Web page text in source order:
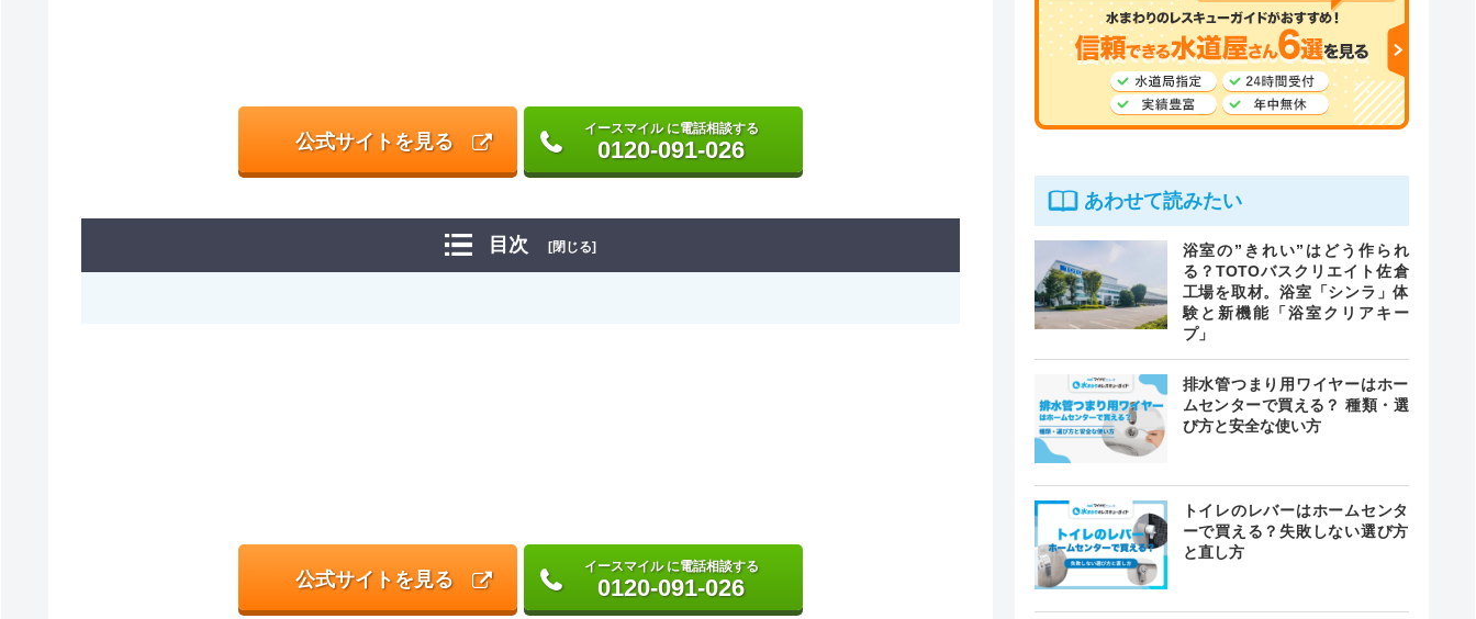
公式サイトを見る
イースマイル に電話相談する
0120-091-026
目次 [閉じる]
公式サイトを見る
イースマイル に電話相談する
0120-091-026
あわせて読みたい
浴室の”きれい”はどう作られ
る？TOTOバスクリエイト佐倉
工場を取材。浴室「シンラ」体
験と新機能「浴室クリアキー
プ」
排水管つまり用ワイヤーはホー
ムセンターで買える？ 種類・選
び方と安全な使い方
トイレのレバーはホームセンタ
ーで買える？失敗しない選び方
と直し方